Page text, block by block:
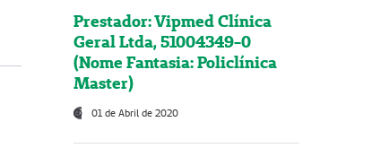
Prestador: Vipmed Clínica
Geral Ltda, 51004349-0
(Nome Fantasia: Policlínica
Master)
01 de Abril de 2020